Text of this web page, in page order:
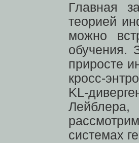
Главная
теорией
можно
обучения.
приросте
кросс-
KL-
системах